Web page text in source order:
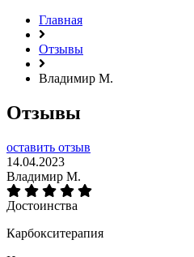
Главная
Отзывы
Владимир М.
Отзывы
оставить отзыв
14.04.2023
Владимир М.
Достоинства
Карбокситерапия